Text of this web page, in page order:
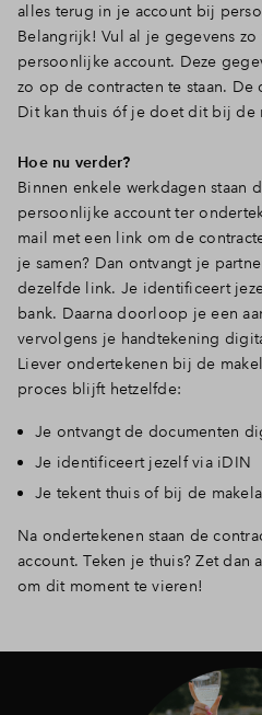
alles terug in je account bij
Belangrijk! Vul al je gegevens
persoonlijke account. Deze
zo op de contracten te staan.
Dit kan thuis óf je doet dit bij de
Hoe nu verder?
Binnen enkele werkdagen staan
persoonlijke account ter
mail met een link om de
je samen? Dan ontvangt je
dezelfde link. Je identificeert
bank. Daarna doorloop je een
vervolgens je handtekening
Liever ondertekenen bij de
proces blijft hetzelfde:
Je ontvangt de documenten
Je identificeert jezelf via iDIN
Je tekent thuis of bij de
Na ondertekenen staan de
account. Teken je thuis? Zet dan
om dit moment te vieren!